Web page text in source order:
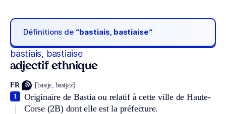
Définitions de “bastiais, bastiaise“
bastiais, bastiaise
adjectif ethnique
FR [bastjɛ, bastjɛz]
Originaire de Bastia ou relatif à cette ville de Haute-
Corse (2B) dont elle est la préfecture.
1